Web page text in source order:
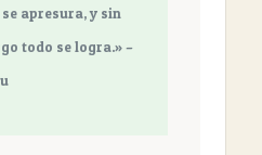
apresura, y sin
todo se logra.» –